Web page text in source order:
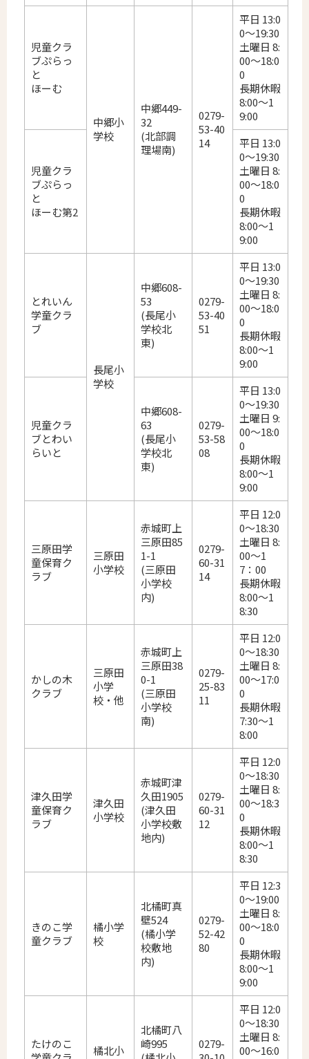
児童クラ
ブぷらっ
と
ほーむ
中郷小
学校
中郷449-
32
(北部調
理場南)
0279-
53-40
14
平日 13:0
0～19:30
土曜日 8:
00～18:0
0
長期休暇
8:00～1
9:00
児童クラ
ブぷらっ
と
ほーむ第2
平日 13:0
0～19:30
土曜日 8:
00～18:0
0
長期休暇
8:00～1
9:00
とれいん
学童クラ
ブ
長尾小
学校
中郷608-
53
(長尾小
学校北
東)
0279-
53-40
51
平日 13:0
0～19:30
土曜日 8:
00～18:0
0
長期休暇
8:00～1
9:00
児童クラ
ブとわい
らいと
中郷608-
63
(長尾小
学校北
東)
0279-
53-58
08
平日 13:0
0～19:30
土曜日 9:
00～18:0
0
長期休暇
8:00～1
9:00
三原田学
童保育ク
ラブ
三原田
小学校
赤城町上
三原田85
1-1
(三原田
小学校
内)
0279-
60-31
14
平日 12:0
0～18:30
土曜日 8:
00～1
7：00
長期休暇
8:00～1
8:30
かしの木
クラブ
三原田
小学
校・他
赤城町上
三原田38
0-1
(三原田
小学校
南)
0279-
25-83
11
平日 12:0
0～18:30
土曜日 8:
00～17:0
0
長期休暇
7:30～1
8:00
津久田学
童保育ク
ラブ
津久田
小学校
赤城町津
久田1905
(津久田
小学校敷
地内)
0279-
60-31
12
平日 12:0
0～18:30
土曜日 8:
00～18:3
0
長期休暇
8:00～1
8:30
きのこ学
童クラブ
橘小学
校
北橘町真
壁524
(橘小学
校敷地
内)
0279-
52-42
80
平日 12:3
0～19:00
土曜日 8:
00～18:0
0
長期休暇
8:00～1
9:00
たけのこ
橘北小
北橘町八
崎995
0279-
平日 12:0
0～18:30
土曜日 8:
00～16:0